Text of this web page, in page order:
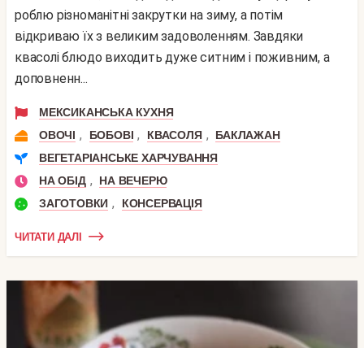
роблю різноманітні закрутки на зиму, а потім
відкриваю їх з великим задоволенням. Завдяки
квасолі блюдо виходить дуже ситним і поживним, а
доповненн...
МЕКСИКАНСЬКА КУХНЯ
ОВОЧІ , БОБОВІ , КВАСОЛЯ ,
БАКЛАЖАН
ВЕГЕТАРІАНСЬКЕ ХАРЧУВАННЯ
НА ОБІД ,
НА ВЕЧЕРЮ
ЗАГОТОВКИ , КОНСЕРВАЦІЯ
ЧИТАТИ ДАЛІ